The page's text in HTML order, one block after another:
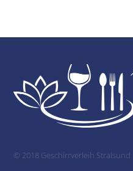
© 2018 Geschirrverleih Stralsund